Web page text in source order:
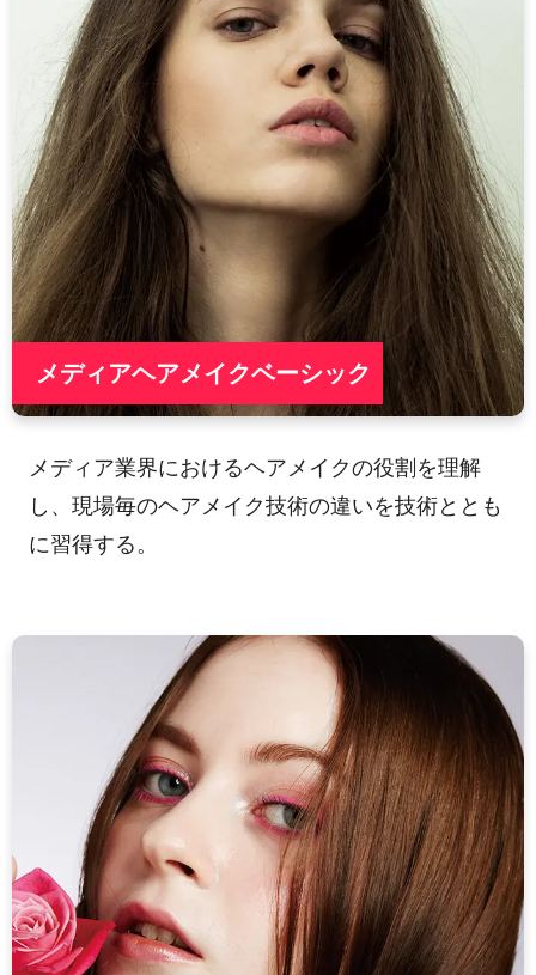
メディアヘアメイクベーシック
メディア業界におけるヘアメイクの役割を理解
し、現場毎のヘアメイク技術の違いを技術ととも
に習得する。